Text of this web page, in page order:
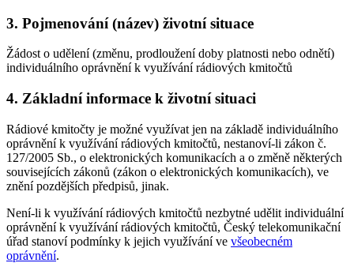
3. Pojmenování (název) životní situace
Žádost o udělení (změnu, prodloužení doby platnosti nebo odnětí)
individuálního oprávnění k využívání rádiových kmitočtů
4. Základní informace k životní situaci
Rádiové kmitočty je možné využívat jen na základě individuálního
oprávnění k využívání rádiových kmitočtů, nestanoví-li zákon č.
127/2005 Sb., o elektronických komunikacích a o změně některých
souvisejících zákonů (zákon o elektronických komunikacích), ve
znění pozdějších předpisů, jinak.
Není-li k využívání rádiových kmitočtů nezbytné udělit individuální
oprávnění k využívání rádiových kmitočtů, Český telekomunikační
úřad stanoví podmínky k jejich využívání ve všeobecném
oprávnění.